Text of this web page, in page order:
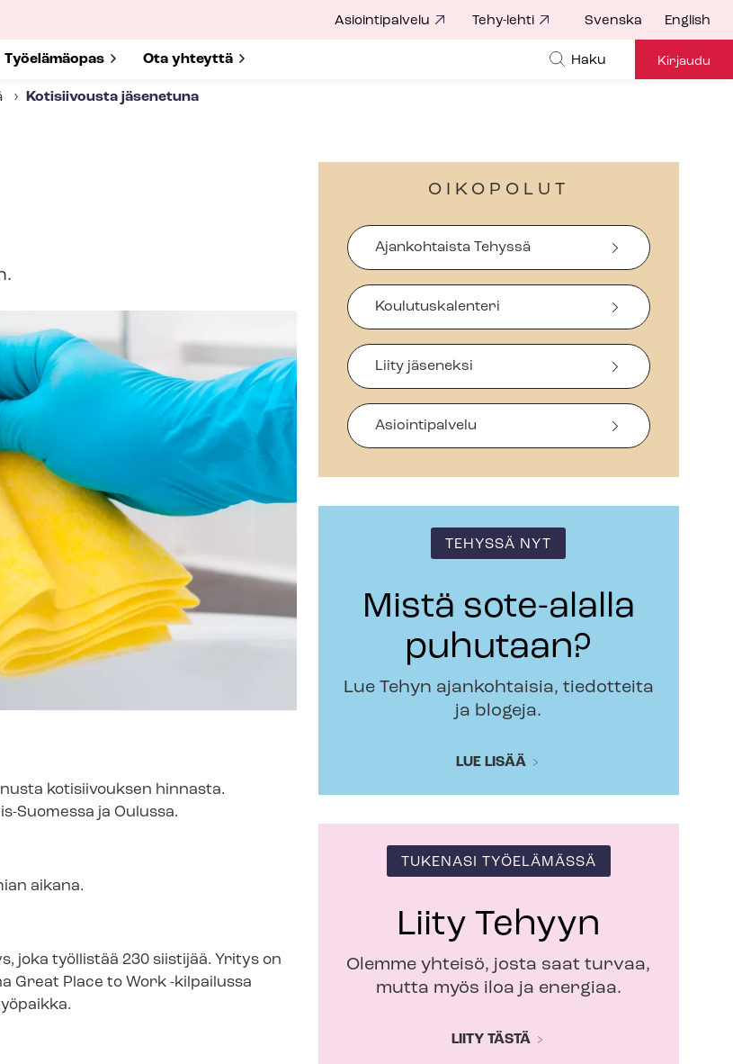
Show submenu for
Työelämäopas Show submenu for
Ota yhteyttä
Asiointipalvelu Tehy-lehti Svenska English
Haku Kirjaudu
Kotisiivousta jäsenetuna
kotisiivouksen hinnasta.
​Suomessa ja Oulussa.
aikana.
joka työllistää 230 siistijää. Yritys on
Great Place to Work -kilpailussa
OIKOPOLUT
Ajankohtaista Tehyssä
Koulutuskalenteri
Liity jäseneksi
Asiointipalvelu
TEHYSSÄ NYT
Mistä sote-alalla
puhutaan?
Lue Tehyn ajankohtaisia, tiedotteita
ja blogeja.
LUE LISÄÄ
TUKENASI TYÖELÄMÄSSÄ
Liity Tehyyn
Olemme yhteisö, josta saat turvaa,
mutta myös iloa ja energiaa.
LIITY TÄSTÄ